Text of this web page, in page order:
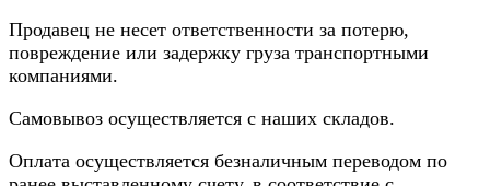
Продавец не несет ответственности за потерю,
повреждение или задержку груза транспортными
компаниями.
Самовывоз осуществляется с наших складов.
Оплата осуществляется безналичным переводом по